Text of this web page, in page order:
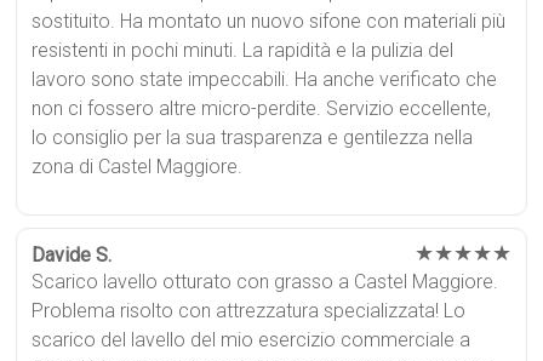
sostituito. Ha montato un nuovo sifone con materiali più
resistenti in pochi minuti. La rapidità e la pulizia del
lavoro sono state impeccabili. Ha anche verificato che
non ci fossero altre micro-perdite. Servizio eccellente,
lo consiglio per la sua trasparenza e gentilezza nella
zona di Castel Maggiore.
Davide S. ★★★★★
Scarico lavello otturato con grasso a Castel Maggiore.
Problema risolto con attrezzatura specializzata! Lo
scarico del lavello del mio esercizio commerciale a